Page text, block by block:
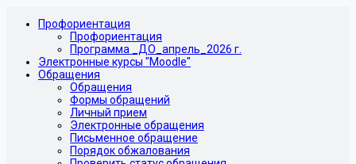
Профориентация
Профориентация
Программа _ДО_апрель_2026 г.
Электронные курсы "Moodle"
Обращения
Обращения
Формы обращений
Личный прием
Электронные обращения
Письменное обращение
Порядок обжалования